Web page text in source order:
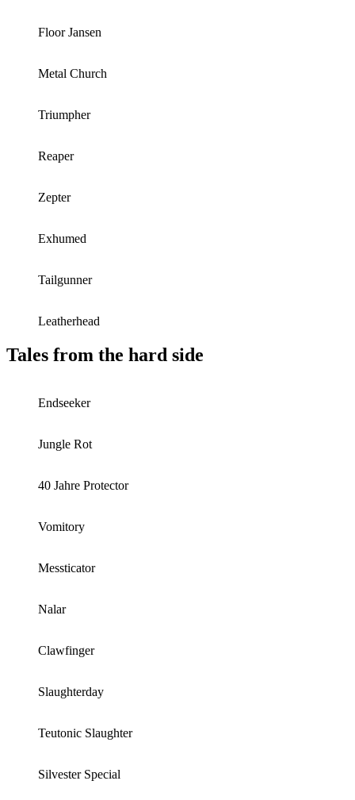
Floor Jansen
Metal Church
Triumpher
Reaper
Zepter
Exhumed
Tailgunner
Leatherhead
Tales from the hard side
Endseeker
Jungle Rot
40 Jahre Protector
Vomitory
Messticator
Nalar
Clawfinger
Slaughterday
Teutonic Slaughter
Silvester Special